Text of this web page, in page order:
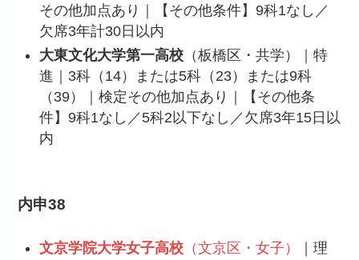
その他加点あり｜【その他条件】9科1なし／
欠席3年計30日以内
大東文化大学第一高校 （板橋区・共学）｜特
進｜3科（14）または5科（23）または9科
（39）｜検定その他加点あり｜【その他条
件】9科1なし／5科2以下なし／欠席3年15日以
内
内申38
文京学院大学女子高校 （文京区・女子）
｜理